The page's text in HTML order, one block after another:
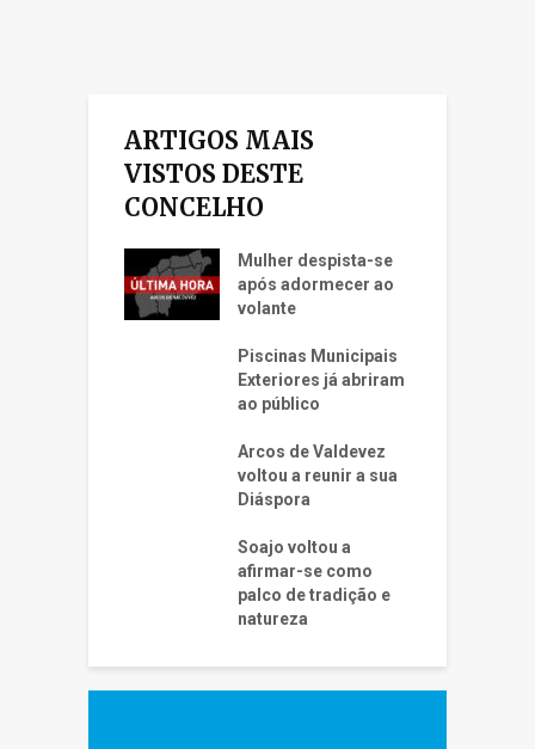
ARTIGOS MAIS
VISTOS DESTE
CONCELHO
Mulher despista-se
após adormecer ao
volante
Piscinas Municipais
Exteriores já abriram
ao público
Arcos de Valdevez
voltou a reunir a sua
Diáspora
Soajo voltou a
afirmar-se como
palco de tradição e
natureza